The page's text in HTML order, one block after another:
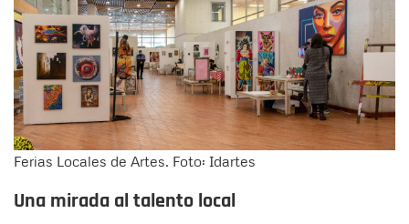
Ferias Locales de Artes. Foto: Idartes
Una mirada al talento local